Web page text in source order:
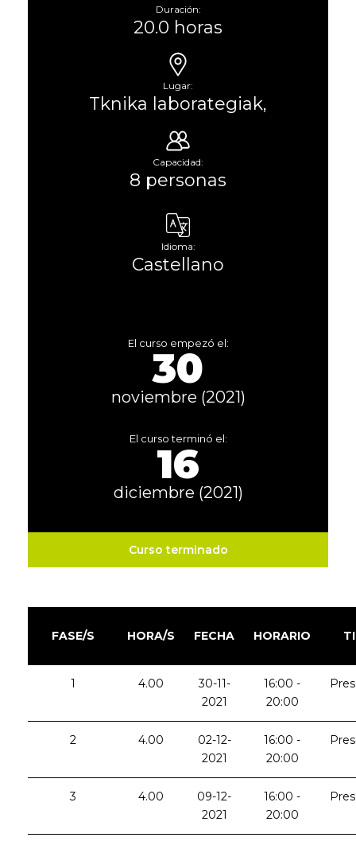
Duración:
20.0 horas
Lugar:
Tknika laborategiak,
Capacidad:
8 personas
Idioma:
Castellano
El curso empezó el:
30
noviembre (2021)
El curso terminó el:
16
diciembre (2021)
Curso terminado
FASE/S HORA/S FECHA HORARIO
1 4.00
30-11-
2021
16:00 -
20:00
2 4.00
02-12-
2021
16:00 -
20:00
3 4.00
09-12-
2021
16:00 -
20:00